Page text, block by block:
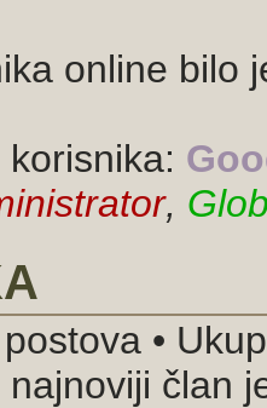
online bilo
,
postova •
najnoviji član